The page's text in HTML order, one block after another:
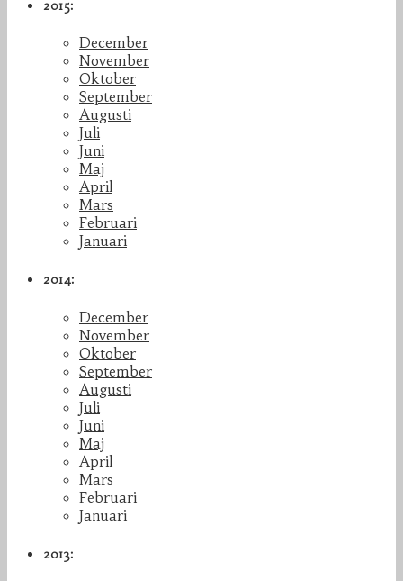
2015:
December
November
Oktober
September
Augusti
Juli
Juni
Maj
April
Mars
Februari
Januari
2014:
December
November
Oktober
September
Augusti
Juli
Juni
Maj
April
Mars
Februari
Januari
2013: